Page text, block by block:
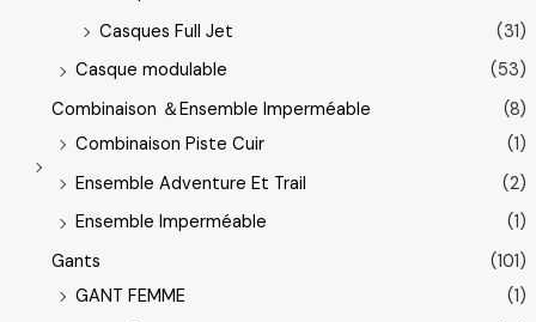
Casques Full Jet
(31)
Casque modulable
(53)
Combinaison ＆Ensemble Imperméable
(8)
Combinaison Piste Cuir
(1)
Ensemble Adventure Et Trail
(2)
Ensemble Imperméable
(1)
Gants
(101)
GANT FEMME
(1)